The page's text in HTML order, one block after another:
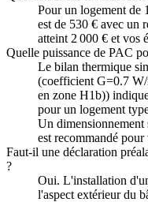
Pour un logement de
est de 530 € avec un
atteint 2 000 € et vos
Quelle puissance de PAC
Le bilan thermique
(coefficient G=0.7
en zone H1b))
pour un logement
Un dimensionnement
est recommandé
Faut-il une déclaration
?
Oui. L'installation
l'aspect extérieur du